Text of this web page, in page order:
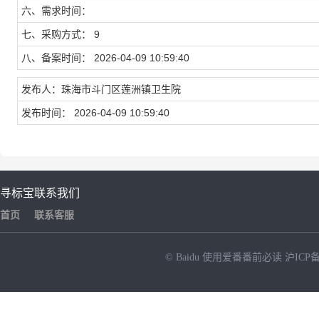
六、需求时间：
七、采购方式： 9
八、备案时间： 2026-04-09 10:59:40
发布人：珠海市斗门区莲洲镇卫生院
发布时间： 2026-04-09 10:59:40
寻标宝
首页
联系我们
联系客服
© Baidu 使用爱番番前必读 沪ICP